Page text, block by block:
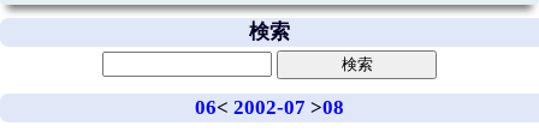
検索
06< 2002-07 >08